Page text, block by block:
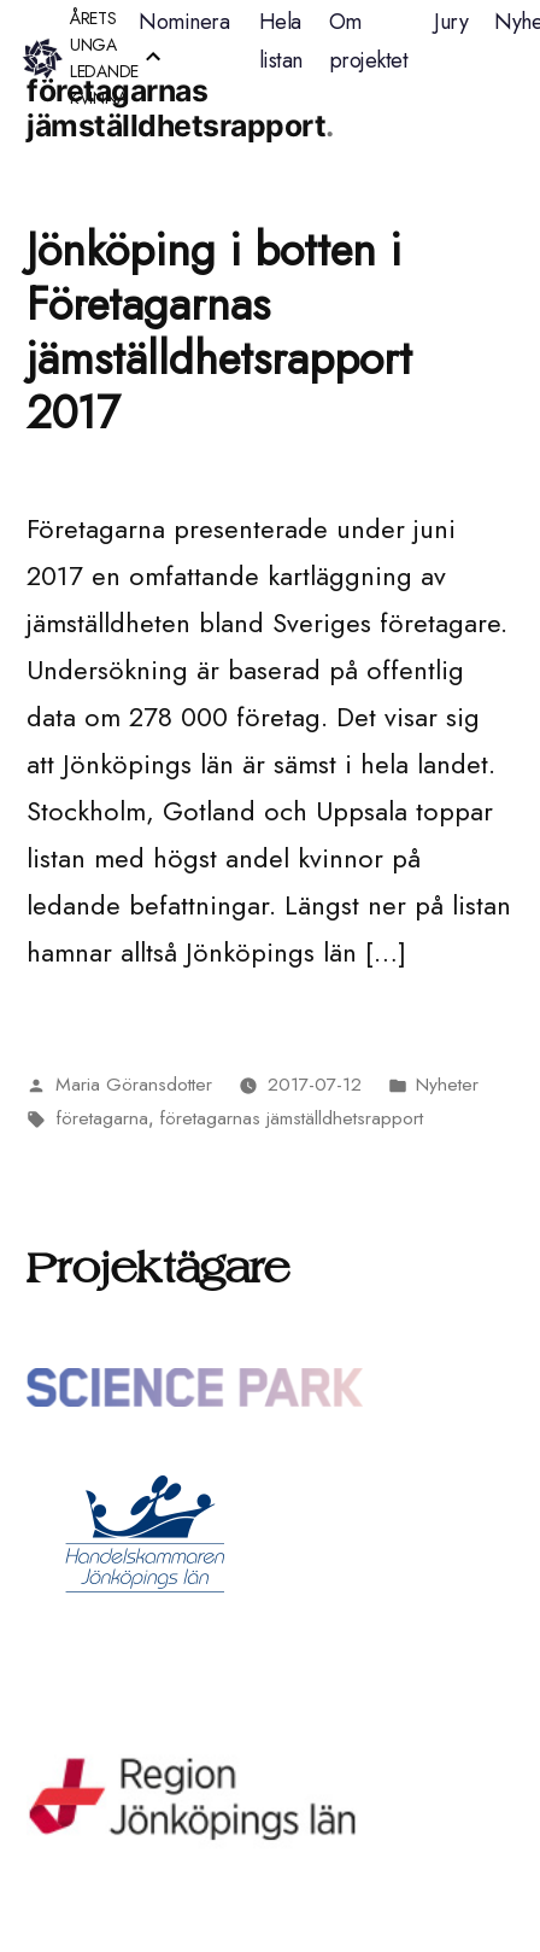
Hoppa
till
innehåll
ÅRETS
UNGA
LEDANDE
KVINNA
Nominera
Hela
listan
Om
projektet
Jury
Etikettarkiv:
företagarnas
jämställdhetsrapport
Jönköping i botten i
Företagarnas
jämställdhetsrapport
2017
Företagarna presenterade under juni
2017 en omfattande kartläggning av
jämställdheten bland Sveriges företagare.
Undersökning är baserad på offentlig
data om 278 000 företag. Det visar sig
att Jönköpings län är sämst i hela landet.
Stockholm, Gotland och Uppsala toppar
listan med högst andel kvinnor på
ledande befattningar. Längst ner på listan
hamnar alltså Jönköpings län […]
Publicerat
av
Maria Göransdotter 2017-07-12
Publicerat
i
Nyheter
Etiketter:
företagarna, företagarnas jämställdhetsrapport
Projektägare